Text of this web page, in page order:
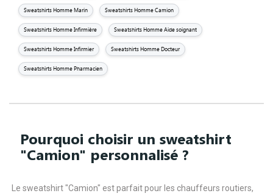
Sweatshirts Homme Marin Sweatshirts Homme Camion
Sweatshirts Homme Infirmière Sweatshirts Homme Aide soignant
Sweatshirts Homme Infirmier Sweatshirts Homme Docteur
Sweatshirts Homme Pharmacien
Pourquoi choisir un sweatshirt
"Camion" personnalisé ?
Le sweatshirt "Camion" est parfait pour les chauffeurs routiers,